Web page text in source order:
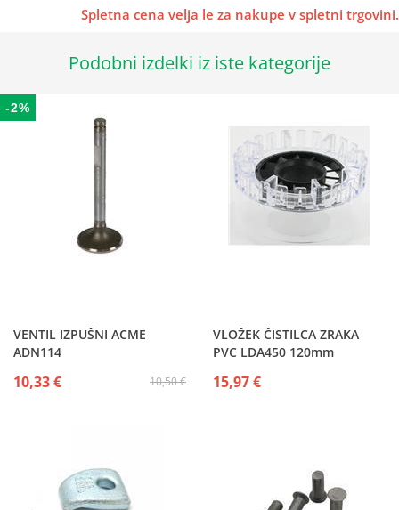
Spletna cena velja le za nakupe v spletni trgovini.
Podobni izdelki iz iste kategorije
-2%
VENTIL IZPUŠNI ACME
ADN114
10,50 €
10,33 €
VLOŽEK ČISTILCA ZRAKA
PVC LDA450 120mm
15,97 €